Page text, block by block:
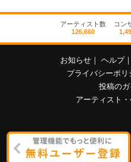
アーティスト数
126,660
コン
お知らせ ヘルプ
プライバシーポリ
投稿の
アーティスト